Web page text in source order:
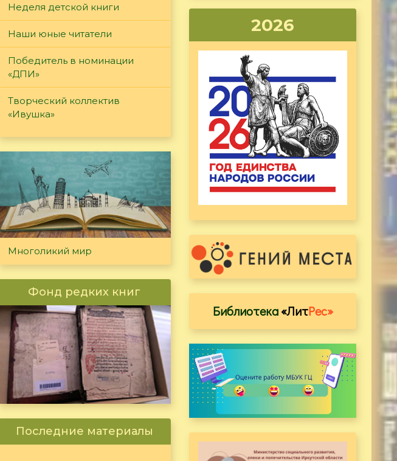
Неделя детской книги
Наши юные читатели
Победитель в номинации
«ДПИ»
Творческий коллектив
«Ивушка»
Многоликий мир
Фонд редких книг
Последние материалы
2026
Библиотека«ЛитРес»